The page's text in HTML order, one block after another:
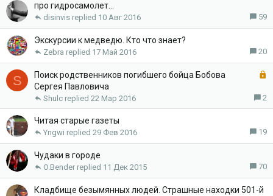
про гидросамолет...
59
10 Авг 2016
disinvis
Экскурсии к медведю. Кто что знает?
20
17 Май 2016
Zebra
S
р
т
а
Поиск родственников погибшего бойца Бобова
Сергея Павловича
2
22 Мар 2016
Shulc
Читая старые газеты
19
29 Фев 2016
Yngwi
Чудаки в городе
70
11 Дек 2015
O.Bender
Кладбище безымянных людей. Страшные находки 501-й